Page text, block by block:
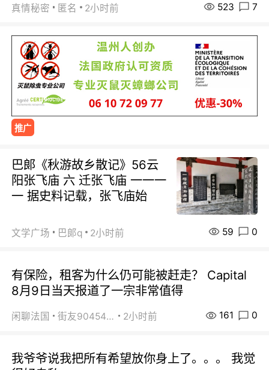
真情秘密 匿名 2小时前 523 7
推广
巴郞《秋游故乡散记》56云
阳张飞庙 六 迁张飞庙 一一一
一 据史料记载，张飞庙始
文学广场 巴郞q 2小时前 59 0
有保险，租客为什么仍可能被赶走？ Capital
8月9日当天报道了一宗非常值得
闲聊法国 街友90454511 2小时前 161 0
我爷爷说我把所有希望放你身上了。。。 我觉